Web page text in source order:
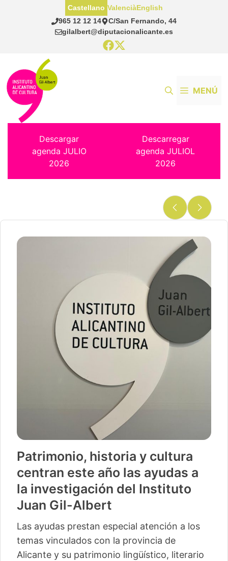
965 12 12 14
C/San Fernando, 44
gilalbert@diputacionalicante.es
Castellano ValenciàEnglish
MENÚ
Descargar
agenda JULIO
2026
Descarregar
agenda JULIOL
2026
Patrimonio, historia y cultura
centran este año las ayudas a
la investigación del Instituto
Juan Gil-Albert
Las ayudas prestan especial atención a los
temas vinculados con la provincia de
Alicante y su patrimonio lingüístico, literario